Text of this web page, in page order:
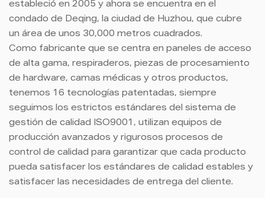
estableció en 2005 y ahora se encuentra en el
condado de Deqing, la ciudad de Huzhou, que cubre
un área de unos 30,000 metros cuadrados.
Como fabricante que se centra en paneles de acceso
de alta gama, respiraderos, piezas de procesamiento
de hardware, camas médicas y otros productos,
tenemos 16 tecnologías patentadas, siempre
seguimos los estrictos estándares del sistema de
gestión de calidad ISO9001, utilizan equipos de
producción avanzados y rigurosos procesos de
control de calidad para garantizar que cada producto
pueda satisfacer los estándares de calidad estables y
satisfacer las necesidades de entrega del cliente.